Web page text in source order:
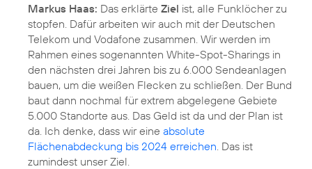
Markus Haas: Das erklärte Ziel ist, alle Funklöcher zu
stopfen. Dafür arbeiten wir auch mit der Deutschen
Telekom und Vodafone zusammen. Wir werden im
Rahmen eines sogenannten White-Spot-Sharings in
den nächsten drei Jahren bis zu 6.000 Sendeanlagen
bauen, um die weißen Flecken zu schließen. Der Bund
baut dann nochmal für extrem abgelegene Gebiete
5.000 Standorte aus. Das Geld ist da und der Plan ist
da. Ich denke, dass wir eine absolute
Flächenabdeckung bis 2024 erreichen . Das ist
zumindest unser Ziel.